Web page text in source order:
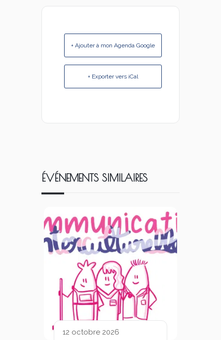
+ Ajouter à mon Agenda Google
+ Exporter vers iCal
ÉVÉNEMENTS SIMILAIRES
12 octobre 2026